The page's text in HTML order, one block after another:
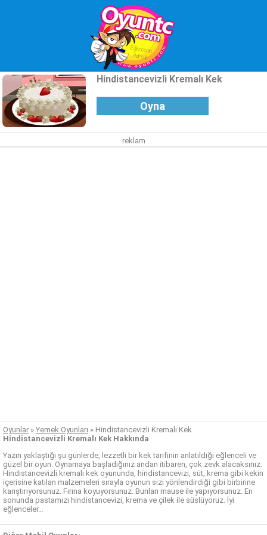
Hindistancevizli Kremalı Kek
Oyna
reklam
Oyunlar » Yemek Oyunları » Hindistancevizli Kremalı Kek
Hindistancevizli Kremalı Kek Hakkında
Yazın yaklaştığı şu günlerde, lezzetli bir kek tarifinin anlatıldığı eğlenceli ve
güzel bir oyun. Oynamaya başladığınız andan itibaren, çok zevk alacaksınız.
Hindistancevizli kremalı kek oyununda, hindistancevizi, süt, krema gibi kekin
içerisine katılan malzemeleri sırayla oyunun sizi yönlendirdiği gibi birbirine
karıştırıyorsunuz. Fırına koyuyorsunuz. Bunları mause ile yapıyorsunuz. En
sonunda pastamızı hindistancevizi, krema ve çilek ile süslüyoruz. İyi
eğlenceler…